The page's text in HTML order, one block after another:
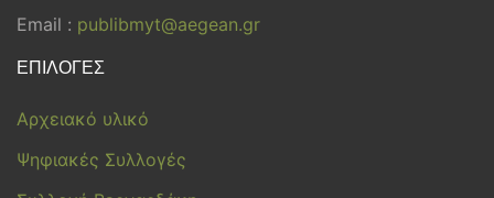
Email : publibmyt@aegean.gr
ΕΠΙΛΟΓΕΣ
Αρχειακό υλικό
Ψηφιακές Συλλογές